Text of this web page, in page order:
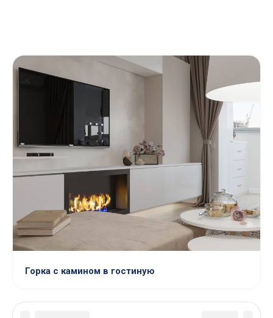
Горка с камином в гостиную